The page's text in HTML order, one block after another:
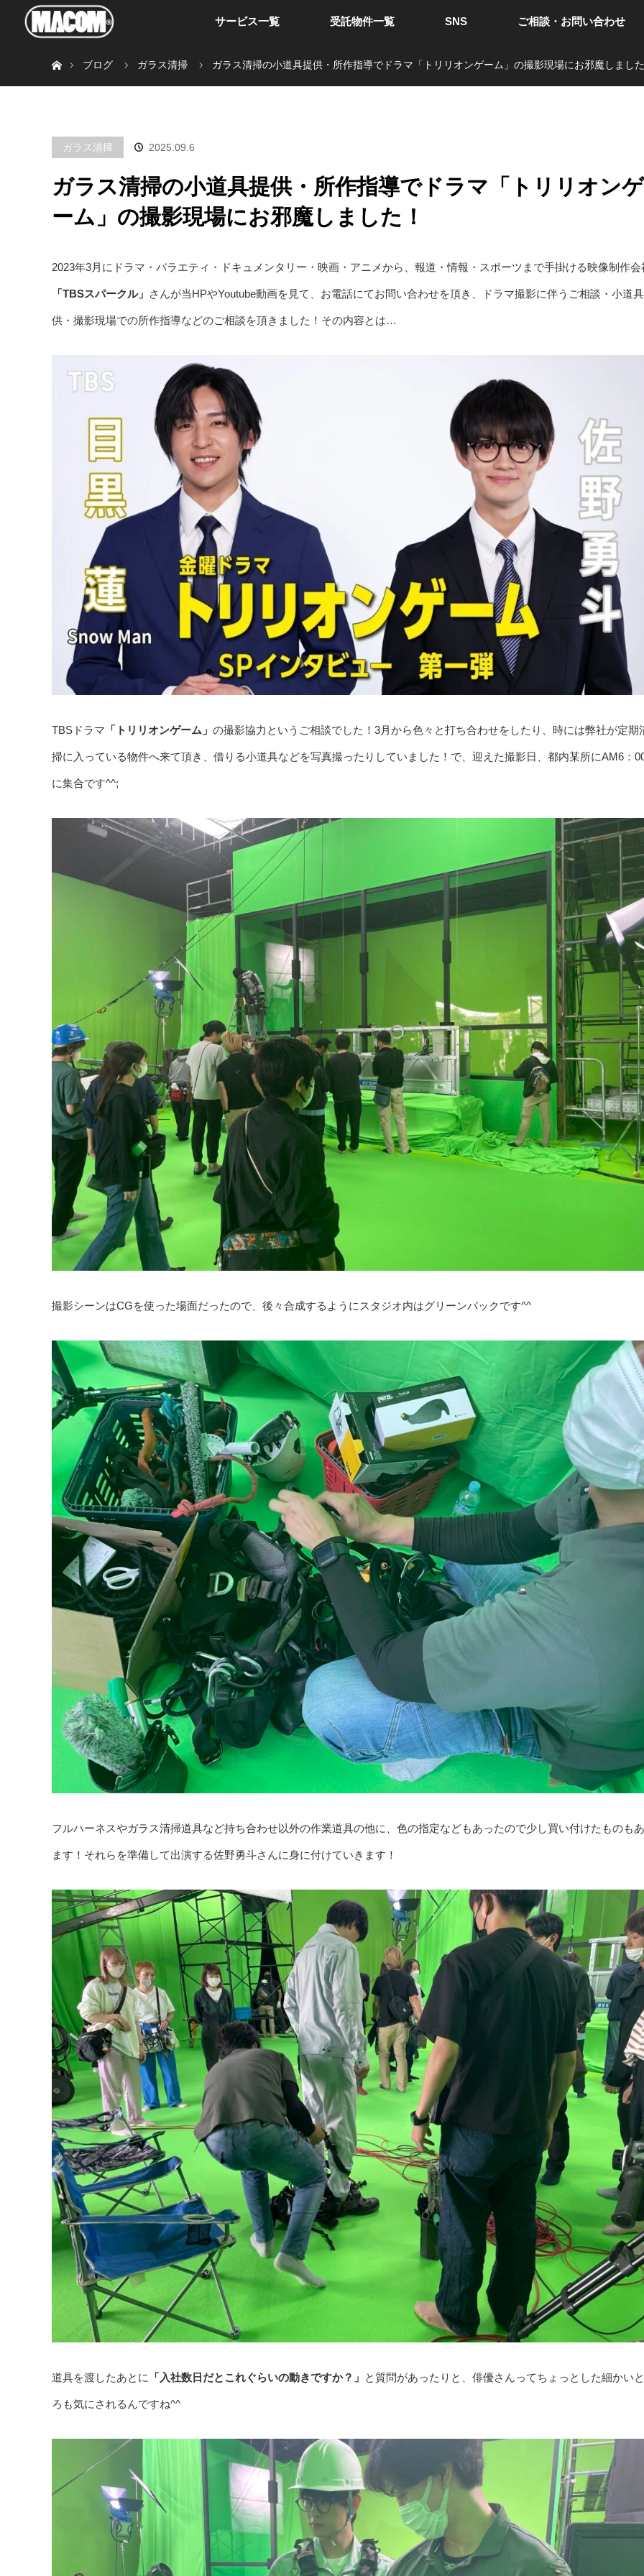
サービス一覧 受託物件一覧 SNS ご相談・お問い合わせ
ブログ
ガラス清掃 ガラス清掃の小道具提供・所作指導でドラマ「トリリオンゲーム」の撮影現場にお邪魔しまし
ガラス清掃 2025.09.6
ガラス清掃の小道具提供・所作指導でドラマ「トリリオンゲ
ーム」の撮影現場にお邪魔しました！
2023年3月にドラマ・バラエティ・ドキュメンタリー・映画・アニメから、報道・情報・スポーツまで手掛ける映像制作会
「TBSスパークル」 さんが当HPやYoutube動画を見て、お電話にてお問い合わせを頂き、ドラマ撮影に伴うご相談・小道
供・撮影現場での所作指導などのご相談を頂きました！その内容とは…
TBSドラマ 「トリリオンゲーム」 の撮影協力というご相談でした！3月から色々と打ち合わせをしたり、時には弊社が定期
掃に入っている物件へ来て頂き、借りる小道具などを写真撮ったりしていました！で、迎えた撮影日、都内某所にAM6：
に集合です^^;
撮影シーンはCGを使った場面だったので、後々合成するようにスタジオ内はグリーンバックです^^
フルハーネスやガラス清掃道具など持ち合わせ以外の作業道具の他に、色の指定などもあったので少し買い付けたものも
ます！それらを準備して出演する佐野勇斗さんに身に付けていきます！
道具を渡したあとに 「入社数日だとこれぐらいの動きですか？」 と質問があったりと、俳優さんってちょっとした細かい
ろも気にされるんですね^^